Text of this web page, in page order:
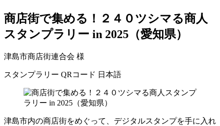
商店街で集める！２４０ツシマる商人
スタンプラリー in 2025（愛知県）
津島市商店街連合会 様
スタンプラリー QRコード 日本語
津島市内の商店街をめぐって、デジタルスタンプを手に入れ